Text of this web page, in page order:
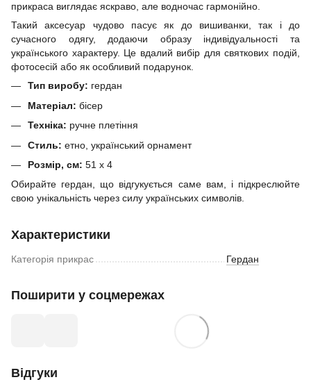
прикраса виглядає яскраво, але водночас гармонійно.
Такий аксесуар чудово пасує як до вишиванки, так і до
сучасного одягу, додаючи образу індивідуальності та
українського характеру. Це вдалий вибір для святкових подій,
фотосесій або як особливий подарунок.
Тип виробу: гердан
Матеріал: бісер
Техніка: ручне плетіння
Стиль: етно, український орнамент
Розмір, см: 51 х 4
Обирайте гердан, що відгукується саме вам, і підкреслюйте
свою унікальність через силу українських символів.
Характеристики
Категорія прикрас Гердан
Поширити у соцмережах
Відгуки